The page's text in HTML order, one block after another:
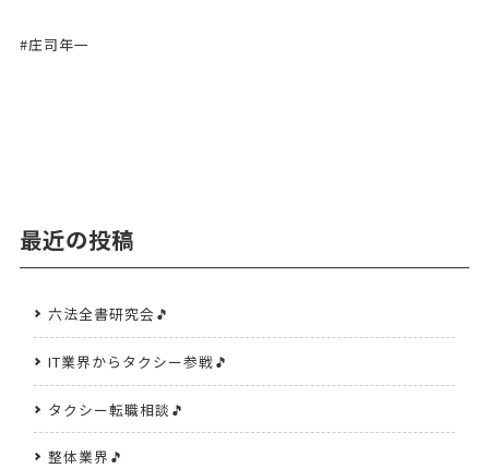
#庄司年一
最近の投稿
六法全書研究会🎵
IT業界からタクシー参戦🎵
タクシー転職相談🎵
整体業界🎵